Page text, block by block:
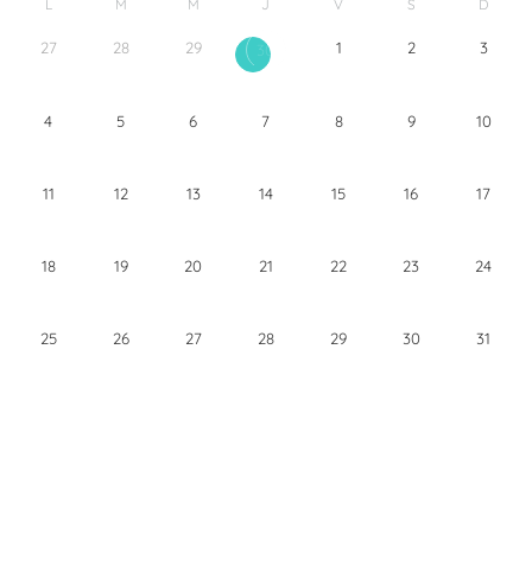
L M M J V S D
27 28 29 30 1 2 3
4 5 6 7 8 9 10
11 12 13 14 15 16 17
18 19 20 21 22 23 24
25 26 27 28 29 30 31